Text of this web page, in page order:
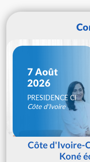
7 Août
2026
PRESIDENCE CI
Côte d'Ivoire
Côte d'Ivoire-
Koné